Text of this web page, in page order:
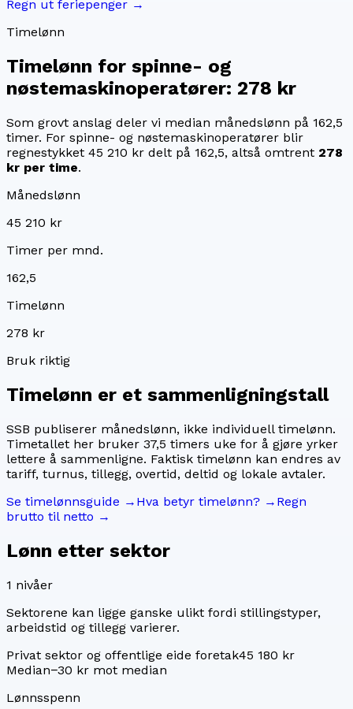
Regn ut feriepenger →
Timelønn
Timelønn for spinne- og
nøstemaskinoperatører: 278 kr
Som grovt anslag deler vi median månedslønn på 162,5
timer. For spinne- og nøstemaskinoperatører blir
regnestykket 45 210 kr delt på 162,5, altså omtrent 278
kr per time.
Månedslønn
45 210 kr
Timer per mnd.
162,5
Timelønn
278 kr
Bruk riktig
Timelønn er et sammenligningstall
SSB publiserer månedslønn, ikke individuell timelønn.
Timetallet her bruker 37,5 timers uke for å gjøre yrker
lettere å sammenligne. Faktisk timelønn kan endres av
tariff, turnus, tillegg, overtid, deltid og lokale avtaler.
Se timelønnsguide → Hva betyr timelønn? → Regn
brutto til netto →
Lønn etter sektor
1 nivåer
Sektorene kan ligge ganske ulikt fordi stillingstyper,
arbeidstid og tillegg varierer.
Privat sektor og offentlige eide foretak45 180 kr
Median−30 kr mot median
Lønnsspenn